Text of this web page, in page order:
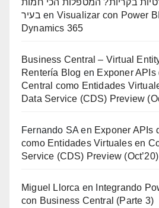
בקריות? המטפלות הכי חמות
בעיר en Visualizar con Power
Dynamics 365
Business Central – Virtual
Rentería Blog en Exponer
Central como Entidades
Data Service (CDS) Preview
Fernando SA en Exponer APIs
como Entidades Virtuales en
Service (CDS) Preview (Oct’20)
Miguel Llorca en
Integrando
con Business Central (Parte 3)